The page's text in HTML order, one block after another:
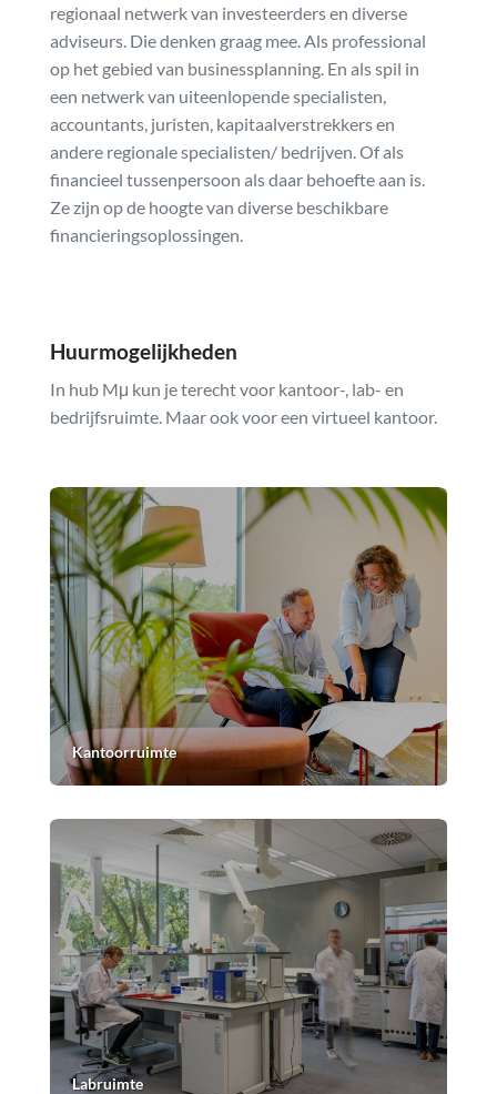
regionaal netwerk van investeerders en diverse
adviseurs. Die denken graag mee. Als professional
op het gebied van businessplanning. En als spil in
een netwerk van uiteenlopende specialisten,
accountants, juristen, kapitaalverstrekkers en
andere regionale specialisten/ bedrijven. Of als
financieel tussenpersoon als daar behoefte aan is.
Ze zijn op de hoogte van diverse beschikbare
financieringsoplossingen.
Huurmogelijkheden
In hub Mμ kun je terecht voor kantoor-, lab- en
bedrijfsruimte. Maar ook voor een virtueel kantoor.
Kantoorruimte
Labruimte